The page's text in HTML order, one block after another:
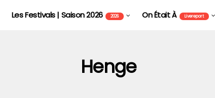
Les Festivals | Saison 2026 2026 On Était À Livereport
Henge